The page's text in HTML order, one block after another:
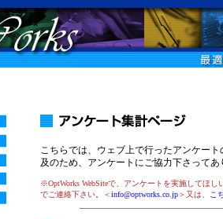
こちらでは、ウェブ上で行ったアンケー
及のため、アンケートにご協力下さって
※OptWorks WebSiteで、アンケートを実施してほ
でご連絡下さい。＜info@optworks.co.jp＞又は、 こ